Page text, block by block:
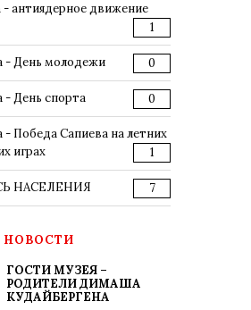
- антиядерное движение
1
- День молодежи 0
- День спорта 0
- Победа Сапиева на летних
играх
1
НАСЕЛЕНИЯ 7
НОВОСТИ
ГОСТИ МУЗЕЯ –
РОДИТЕЛИ ДИМАША
КУДАЙБЕРГЕНА